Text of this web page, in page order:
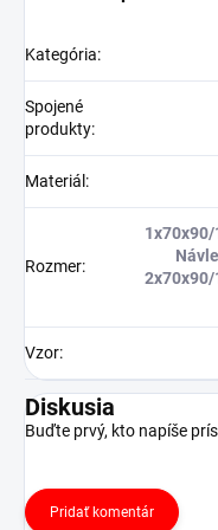
Kategória:
Spojené
produkty:
Materiál :
Rozmer:
2x70x90/
Vzor:
Diskusia
Buďte prvý, kto napíše
Pridať komentár